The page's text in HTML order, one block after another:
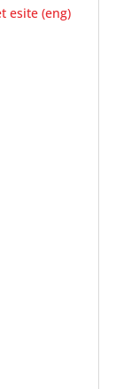
esite (eng)